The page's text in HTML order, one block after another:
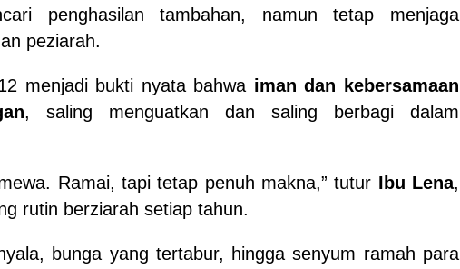
penghasilan tambahan, namun tetap menjaga
peziarah.
menjadi bukti nyata bahwa iman dan kebersamaan
, saling menguatkan dan saling berbagi dalam
Ramai, tapi tetap penuh makna,” tutur Ibu Lena,
rutin berziarah setiap tahun.
bunga yang tertabur, hingga senyum ramah para